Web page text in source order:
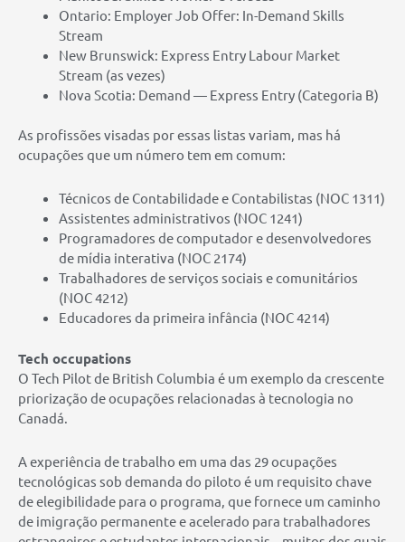
Ontario: Employer Job Offer: In-Demand Skills
Stream
New Brunswick: Express Entry Labour Market
Stream (as vezes)
Nova Scotia: Demand — Express Entry (Categoria B)
As profissões visadas por essas listas variam, mas há
ocupações que um número tem em comum:
Técnicos de Contabilidade e Contabilistas (NOC 1311)
Assistentes administrativos (NOC 1241)
Programadores de computador e desenvolvedores
de mídia interativa (NOC 2174)
Trabalhadores de serviços sociais e comunitários
(NOC 4212)
Educadores da primeira infância (NOC 4214)
Tech occupations
O Tech Pilot de British Columbia é um exemplo da crescente
priorização de ocupações relacionadas à tecnologia no
Canadá.
A experiência de trabalho em uma das 29 ocupações
tecnológicas sob demanda do piloto é um requisito chave
de elegibilidade para o programa, que fornece um caminho
de imigração permanente e acelerado para trabalhadores